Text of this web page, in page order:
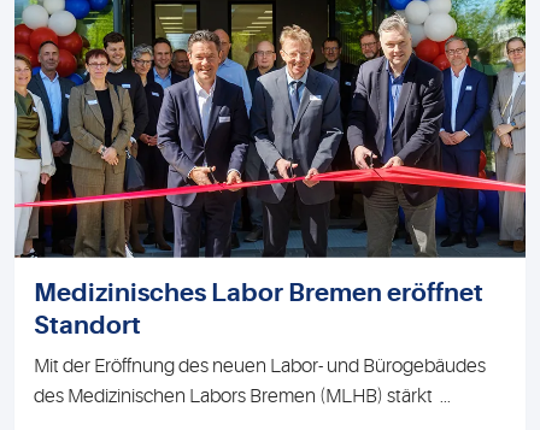
Medizinisches Labor Bremen eröffnet
Standort
Mit der Eröffnung des neuen Labor- und Bürogebäudes
des Medizinischen Labors Bremen (MLHB) stärkt